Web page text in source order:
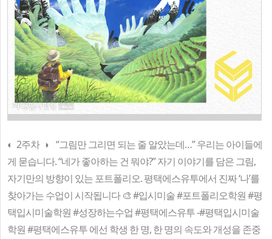
◐ 2주차 ◑ “그림만 그리면 되는 줄 알았는데…” 우리는 아이들에
게 묻습니다. “네가 좋아하는 건 뭐야?” 자기 이야기를 담은 그림,
자기만의 방향이 있는 포트폴리오. 평택에스유투에서 진짜 ‘나’를
찾아가는 수업이 시작됩니다 🎨 #입시미술 #포트폴리오학원 #평
택입시미술학원 #성장하는수업 #평택에스유투 -#평택입시미술
학원 #평택에스유투 에선 학생 한 명, 한 명의 속도와 개성을 존중